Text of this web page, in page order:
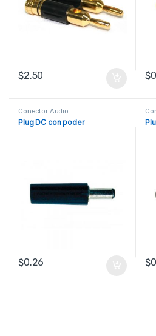
$2.50 $
Conector Audio
Plug DC con poder
$0.26 $